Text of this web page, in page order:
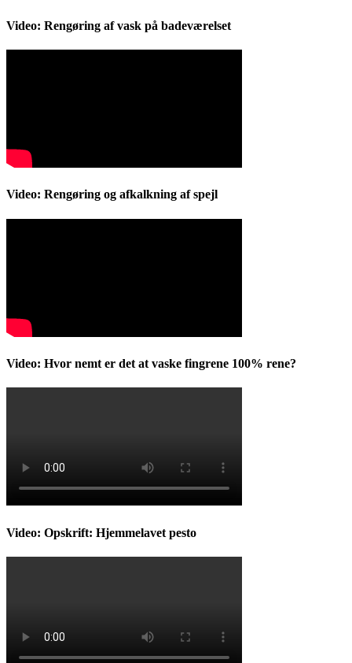
Video: Rengøring af vask på badeværelset
Video: Rengøring og afkalkning af spejl
Video: Hvor nemt er det at vaske fingrene 100% rene?
Video: Opskrift: Hjemmelavet pesto